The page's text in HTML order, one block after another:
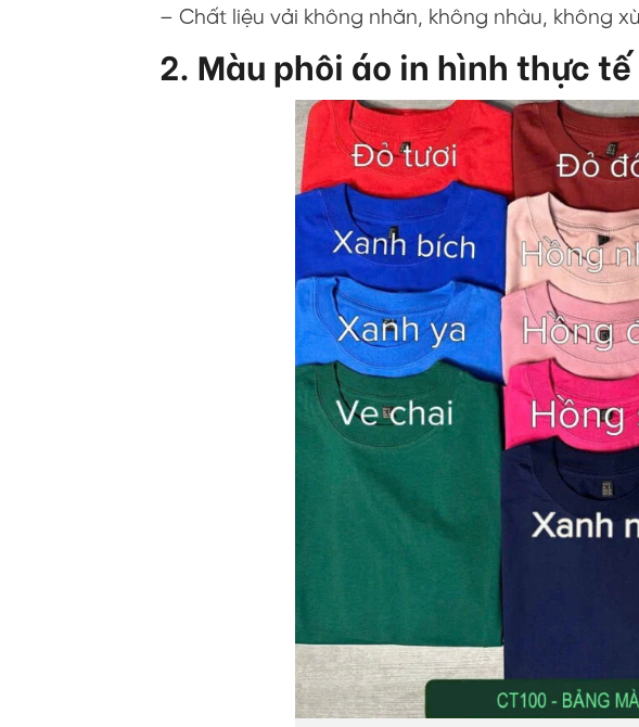
– Chất liệu vải không nhăn, không nhàu, không
2. Màu phôi áo in hình thực tế